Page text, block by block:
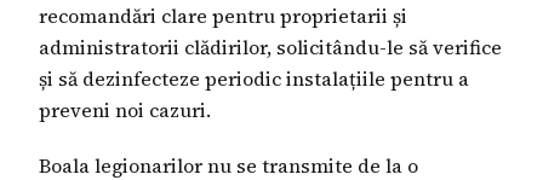
recomandări clare pentru proprietarii și
administratorii clădirilor, solicitându-le să verifice
și să dezinfecteze periodic instalațiile pentru a
preveni noi cazuri.
Boala legionarilor nu se transmite de la o